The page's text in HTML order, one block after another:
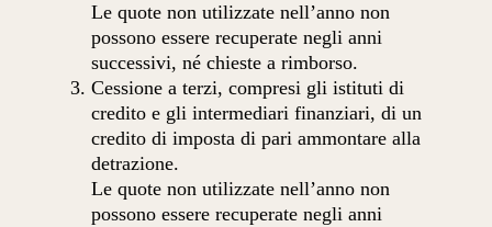
Le quote non utilizzate nell’anno non
possono essere recuperate negli anni
successivi, né chieste a rimborso.
Cessione a terzi, compresi gli istituti di
credito e gli intermediari finanziari, di un
credito di imposta di pari ammontare alla
detrazione.
Le quote non utilizzate nell’anno non
possono essere recuperate negli anni